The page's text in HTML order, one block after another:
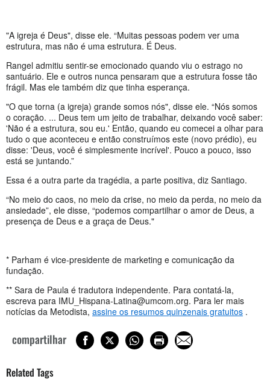
"A igreja é Deus", disse ele. “Muitas pessoas podem ver uma
estrutura, mas não é uma estrutura. É Deus.
Rangel admitiu sentir-se emocionado quando viu o estrago no
santuário. Ele e outros nunca pensaram que a estrutura fosse tão
frágil. Mas ele também diz que tinha esperança.
"O que torna (a igreja) grande somos nós", disse ele. “Nós somos
o coração. ... Deus tem um jeito de trabalhar, deixando você saber:
'Não é a estrutura, sou eu.' Então, quando eu comecei a olhar para
tudo o que aconteceu e então construímos este (novo prédio), eu
disse: 'Deus, você é simplesmente incrível'. Pouco a pouco, isso
está se juntando.”
Essa é a outra parte da tragédia, a parte positiva, diz Santiago.
“No meio do caos, no meio da crise, no meio da perda, no meio da
ansiedade”, ele disse, “podemos compartilhar o amor de Deus, a
presença de Deus e a graça de Deus."
* Parham é vice-presidente de marketing e comunicação da
fundação.
** Sara de Paula é tradutora independente. Para contatá-la,
escreva para IMU_Hispana-Latina@umcom.org. Para ler mais
notícias da Metodista, assine os resumos quinzenais gratuitos .
compartilhar
Related Tags